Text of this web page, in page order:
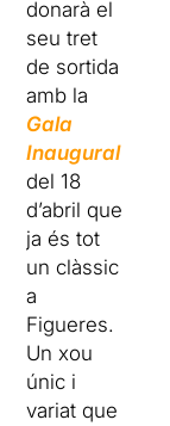
donarà el
seu tret
de sortida
amb la
Gala
Inaugural
del 18
d’abril que
jaés tot
un clàssic
a
Figueres.
Un xou
únic i
variat que